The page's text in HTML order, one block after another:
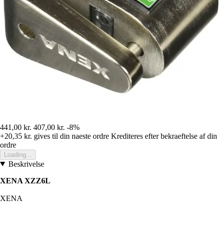
441,00 kr. 407,00 kr. -8%
+20,35 kr. gives til din naeste ordre Krediteres efter bekraeftelse af din
ordre
Loading...
Beskrivelse
XENA XZZ6L
XENA